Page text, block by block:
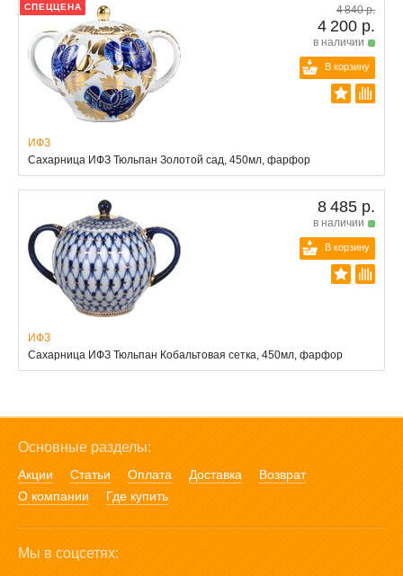
СПЕЦЦЕНА 4 840 р.
4 200 р.
в наличии
В корзину
ИФЗ
Сахарница ИФЗ Тюльпан Золотой сад, 450мл, фарфор
8 485 р.
в наличии
В корзину
ИФЗ
Сахарница ИФЗ Тюльпан Кобальтовая сетка, 450мл, фарфор
Основные разделы:
Акции Статьи Оплата Доставка
Возврат
О компании
Где купить
Мы в соцсетях: